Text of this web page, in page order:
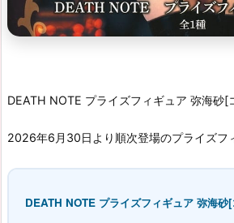
DEATH NOTE プライズフィギュア 弥海砂[
2026年6月30日より順次登場のプライズフ
DEATH NOTE プライズフィギュア 弥海砂